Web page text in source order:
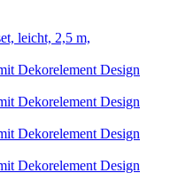
leicht, 2,5 m,
Dekorelement Design
Dekorelement Design
Dekorelement Design
Dekorelement Design